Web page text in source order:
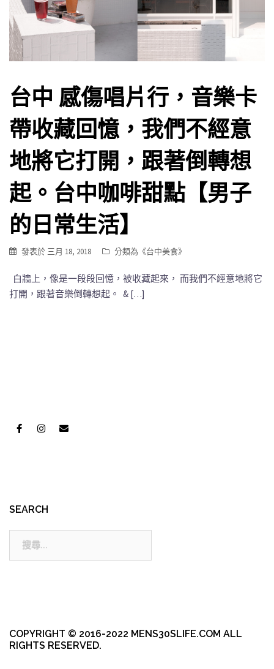
台中 感傷唱片行，音樂卡
帶收藏回憶，我們不經意
地將它打開，跟著倒轉想
起。台中咖啡甜點【男子
的日常生活】
發表於 三月 18, 2018 分類為《台中美食》
白牆上，像是一段段回憶，被收藏起來， 而我們不經意地將它
打開，跟著音樂倒轉想起。 & […]
SEARCH
COPYRIGHT © 2016-2022 MENS30SLIFE.COM ALL
RIGHTS RESERVED.